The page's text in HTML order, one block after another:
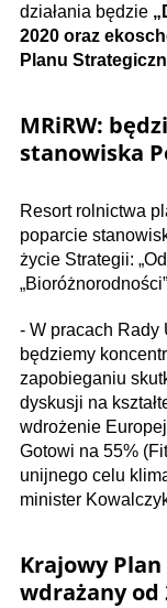
działania będzie
2020 oraz
Planu
MRiRW:
stanowiska
Resort rolnictwa
poparcie
życie Strategii:
- W pracach Rady
będziemy
zapobieganiu
dyskusji na
wdrożenie
Gotowi na 55%
unijnego celu
minister
Krajowy
wdrażany od